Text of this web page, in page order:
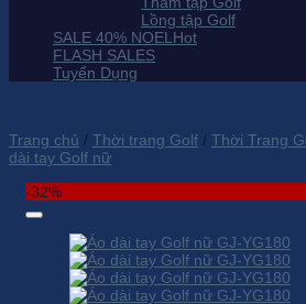
Lồng tập Golf
SALE 40% NOEL
FLASH SALES
Tuyển Dụng
Trang chủ / Thời trang Golf / Thời Trang
dài tay Golf nữ
-32%